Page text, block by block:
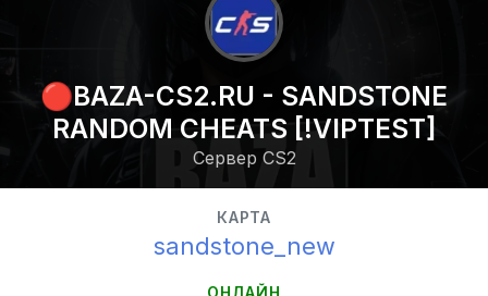
🔴BAZA-CS2.RU - SANDSTONE
RANDOM CHEATS [!VIPTEST]
Сервер CS2
КАРТА
sandstone_new
ОНЛАЙН